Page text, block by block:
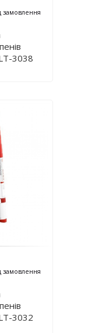
замовлення
3038
замовлення
3032